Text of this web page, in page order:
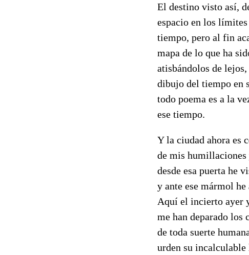
El destino visto así,
espacio en los
tiempo, pero al fin
mapa de lo que ha
atisbándolos de
dibujo del tiempo en
todo poema es a la
ese tiempo.
Y la ciudad ahora es
de mis humillaciones
desde esa puerta he
y ante ese mármol he
Aquí el incierto ayer
me han deparado los
de toda suerte
urden su